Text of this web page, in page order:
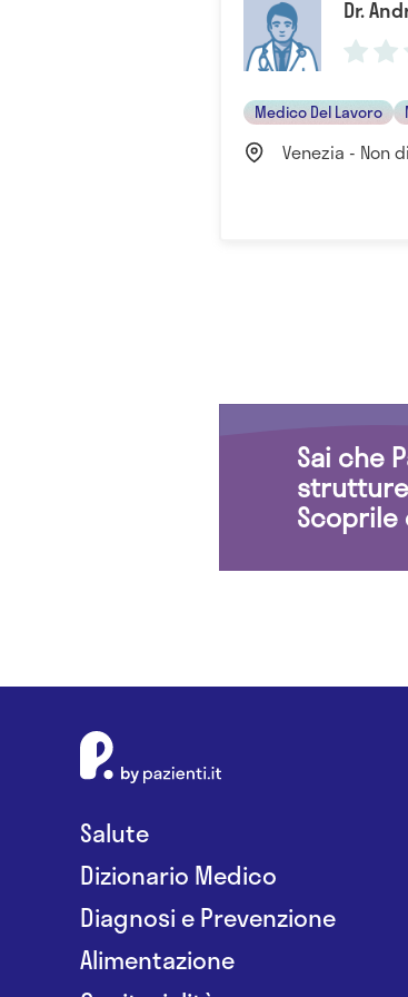
Dr.
Medico Del Lavoro
Venezia - Non
Sai che
Scoprile
Salute
Dizionario Medico
Diagnosi e Prevenzione
Alimentazione